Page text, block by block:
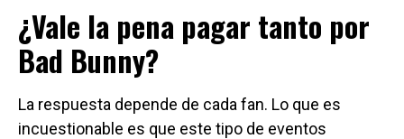
¿Vale la pena pagar tanto por
Bad Bunny?
La respuesta depende de cada fan. Lo que es
incuestionable es que este tipo de eventos